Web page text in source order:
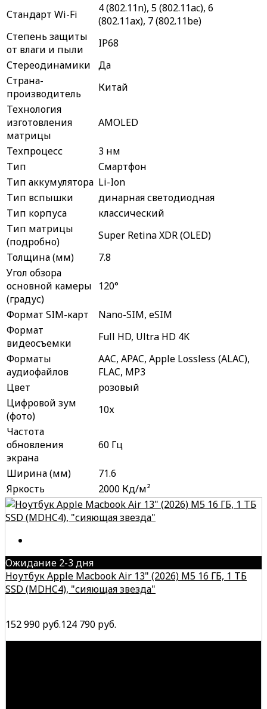
Стандарт Wi-Fi
4 (802.11n), 5 (802.11ac), 6
(802.11ax), 7 (802.11be)
Степень защиты
от влаги и пыли
IP68
Стереодинамики
Да
Страна-
производитель
Китай
Технология
изготовления
матрицы
AMOLED
Техпроцесс
3 нм
Тип
Смартфон
Тип аккумулятора Li-Ion
Тип вспышки
динарная светодиодная
Тип корпуса
классический
Тип матрицы
(подробно)
Super Retina XDR (OLED)
Толщина (мм)
7.8
Угол обзора
основной камеры
(градус)
120°
Формат SIM-карт
Nano-SIM, eSIM
Формат
видеосъемки
Full HD, Ultra HD 4K
Форматы
аудиофайлов
AAC, APAC, Apple Lossless (ALAC),
FLAC, MP3
Цвет
розовый
Цифровой зум
(фото)
10х
Частота
обновления
экрана
60 Гц
Ширина (мм)
71.6
Яркость
2000 Кд/м²
Ожидание 2-3 дня
Ноутбук Apple Macbook Air 13" (2026) M5 16 ГБ, 1 ТБ
SSD (MDHC4), "сияющая звезда"
152 990 руб.124 790 руб.